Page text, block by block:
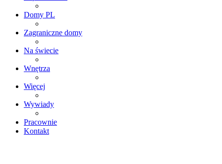
Domy PL
Zagraniczne domy
Na świecie
Wnętrza
Więcej
Wywiady
Pracownie
Kontakt